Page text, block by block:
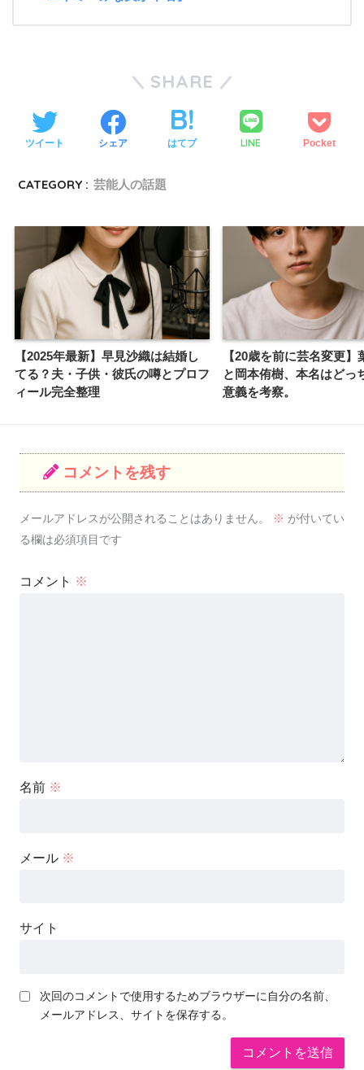
SHARE
ツイート シェア はてブ LINE Pocket
CATEGORY : 芸能人の話題
【2025年最新】早見沙織は結婚し
てる？夫・子供・彼氏の噂とプロフ
ィール完全整理
【20歳を前に芸名変更】
と岡本侑樹、本名はどっ
意義を考察。
コメントを残す
メールアドレスが公開されることはありません。 ※ が付いてい
る欄は必須項目です
コメント ※
名前 ※
メール ※
サイト
次回のコメントで使用するためブラウザーに自分の名前、
メールアドレス、サイトを保存する。